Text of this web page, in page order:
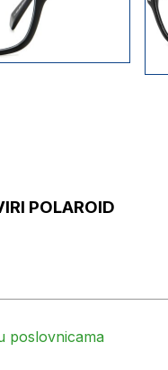
POLAROID
poslovnicama